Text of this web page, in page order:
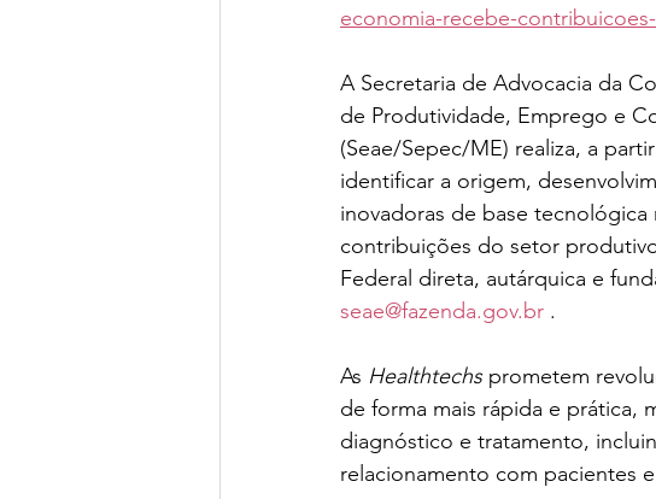
economia-recebe-
A Secretaria de Advocacia da
de Produtividade, Emprego e
(Seae/Sepec/ME) realiza, a
identificar a origem,
inovadoras de base
contribuições do setor
Federal direta, autárquica e
seae@fazenda.gov.br .
As Healthtechs prometem
de forma mais rápida e prática,
diagnóstico e tratamento,
relacionamento com pacientes